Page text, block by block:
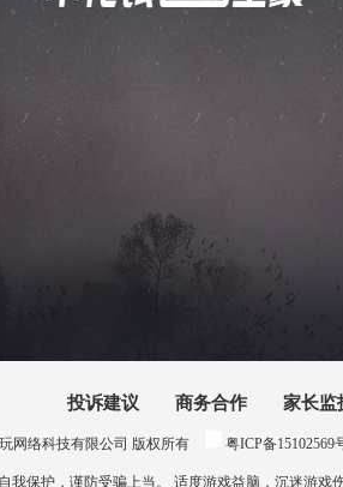
投诉建议 商务合作 家长监
网络科技有限公司 版权所有 粤ICP备15102569
我保护，谨防受骗上当。 适度游戏益脑，沉迷游